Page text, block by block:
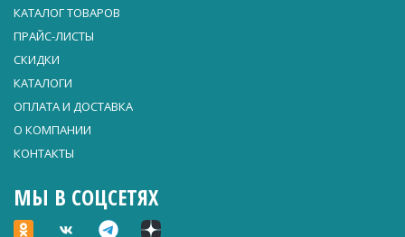
КАТАЛОГ ТОВАРОВ
ПРАЙС-ЛИСТЫ
СКИДКИ
КАТАЛОГИ
ОПЛАТА И ДОСТАВКА
О КОМПАНИИ
КОНТАКТЫ
МЫ В СОЦСЕТЯХ